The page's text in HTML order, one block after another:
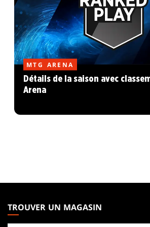
MTG ARENA
Détails de la saison avec
Arena
THE
GATHERING
TROUVER UN MAGASIN